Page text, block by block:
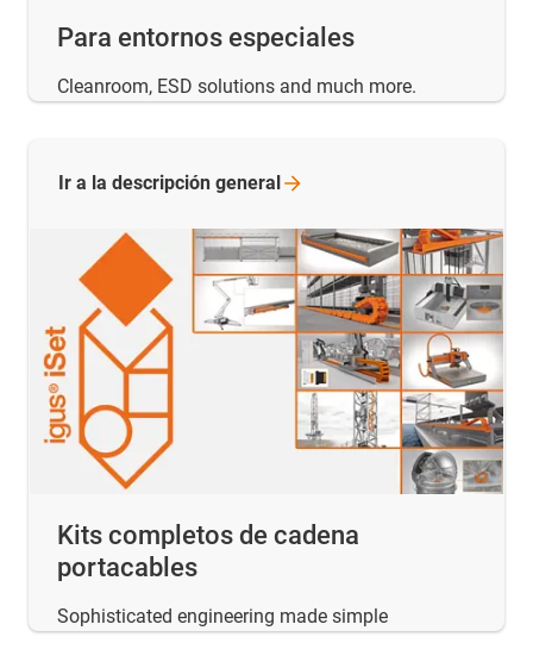
Para entornos especiales
Cleanroom, ESD solutions and much more.
Kits completos de cadena
portacables
Sophisticated engineering made simple
Ir a la descripción general